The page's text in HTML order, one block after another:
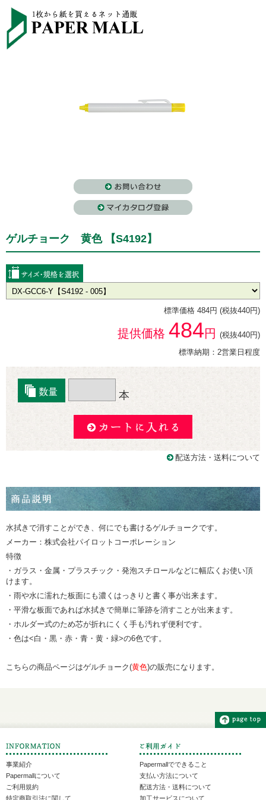
ゲルチョーク 黄色 【S4192】
標準価格 484円 (税抜440円)
提供価格 484円 (税抜440円)
標準納期：2営業日程度
本
配送方法・送料について
水拭きで消すことができ、何にでも書けるゲルチョークです。
メーカー：株式会社パイロットコーポレーション
特徴
・ガラス・金属・プラスチック・発泡スチロールなどに幅広くお使い頂
けます。
・雨や水に濡れた板面にも濃くはっきりと書く事が出来ます。
・平滑な板面であれば水拭きで簡単に筆跡を消すことが出来ます。
・ホルダー式のため芯が折れにくく手も汚れず便利です。
・色は<白・黒・赤・青・黄・緑>の6色です。
こちらの商品ページはゲルチョーク(黄色)の販売になります。
事業紹介
Papermallについて
ご利用規約
特定商取引法に関して
Papermallでできること
支払い方法について
配送方法・送料について
加工サービスについて